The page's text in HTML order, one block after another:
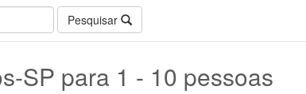
Pesquisar
SP para 1 - 10 pessoas